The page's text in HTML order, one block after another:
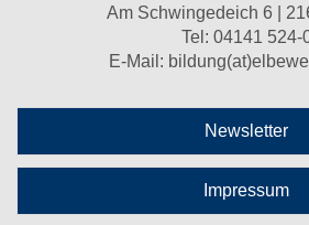
Am Schwingedeich 6 |
Tel: 04141 524-
E-Mail:
Newsletter
Impressum